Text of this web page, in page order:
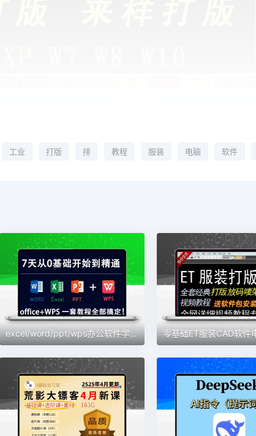
工业 打版 排 教程 服装 电脑 软件
excel/word/ppt/wps办公软件学习教程零基础入门到精通全套视频